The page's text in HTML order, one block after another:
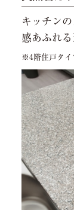
キッチン
感あふれる
※4階住戸タイ